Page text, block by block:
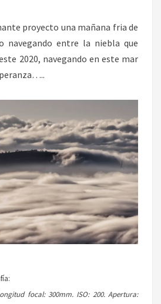
proyecto una mañana fria de
navegando entre la niebla que
2020, navegando en este mar
focal: 300mm. ISO: 200. Apertura: